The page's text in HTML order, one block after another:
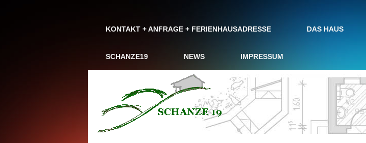
KONTAKT + ANFRAGE + FERIENHAUSADRESSE DAS HAUS
SCHANZE19 NEWS IMPRESSUM